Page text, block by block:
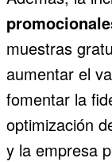
muestras
aumentar el
fomentar la
optimización
y la empresa